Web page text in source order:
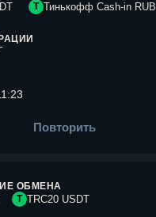
Т Тинькофф Cash-in RUB
Повторить
ОБМЕНА
T TRC20 USDT